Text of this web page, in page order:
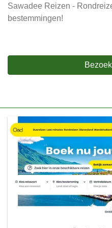
Sawadee Reizen -
bestemmingen!